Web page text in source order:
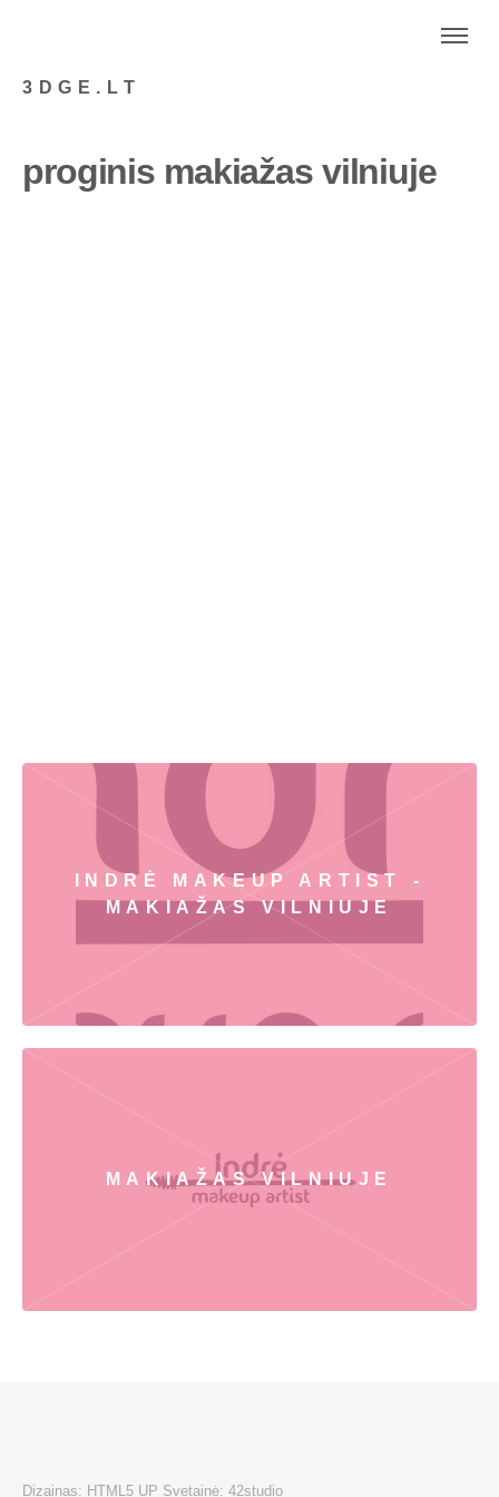
3DGE.LT
proginis makiažas vilniuje
INDRĖ MAKEUP ARTIST -
MAKIAŽAS VILNIUJE
MAKIAŽAS VILNIUJE
Dizainas: HTML5 UP Svetainė: 42studio